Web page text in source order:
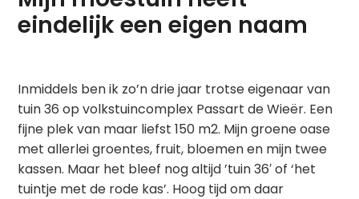
eindelijk een eigen naam
Inmiddels ben ik zo’n drie jaar trotse eigenaar van
tuin 36 op volkstuincomplex Passart de Wieër. Een
fijne plek van maar liefst 150 m2. Mijn groene oase
met allerlei groentes, fruit, bloemen en mijn twee
kassen. Maar het bleef nog altijd ’tuin 36′ of ‘het
tuintje met de rode kas’. Hoog tijd om daar